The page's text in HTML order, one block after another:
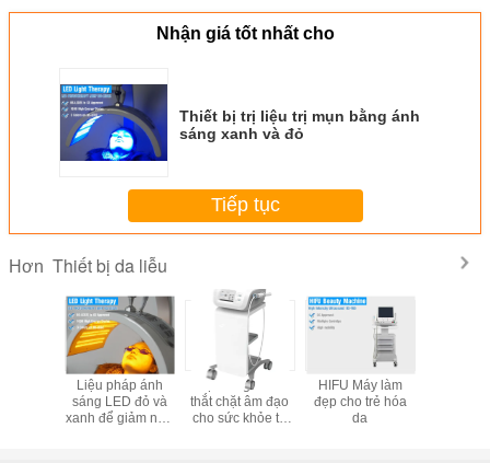
Nhận giá tốt nhất cho
Thiết bị trị liệu trị mụn bằng ánh
sáng xanh và đỏ
Tiếp tục
Hơn Thiết bị da liễu
Liệu pháp ánh
sáng đỏ LED để
giảm nếp nhăn
PDT LED Light trị
liệu thiết bị
chuyên nghiệp
Thiết bị chăm sóc
da bằng đèn led
hồng ngoại ba